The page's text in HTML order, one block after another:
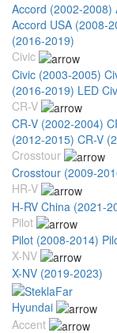
Accord (2002-2008)
Accord USA (2008-
(2016-2019)
Civic
Civic (2003-2005)
(2016-2019) LED
CR-V
CR-V (2002-2004)
(2012-2015) CR-V
Crosstour
Crosstour (2009-
HR-V
H-RV China (2021-
Pilot
Pilot (2008-2014)
X-NV
X-NV (2019-2023)
Hyundai
Accent